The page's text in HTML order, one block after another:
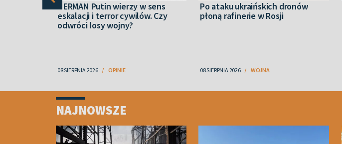
HERMAN Putin wierzy w sens
eskalacji i terror cywilów. Czy
odwróci losy wojny?
08 SIERPNIA 2026 OPINIE
Po ataku ukraińskich dronów
płoną rafinerie w Rosji
08 SIERPNIA 2026 WOJNA
NAJNOWSZE